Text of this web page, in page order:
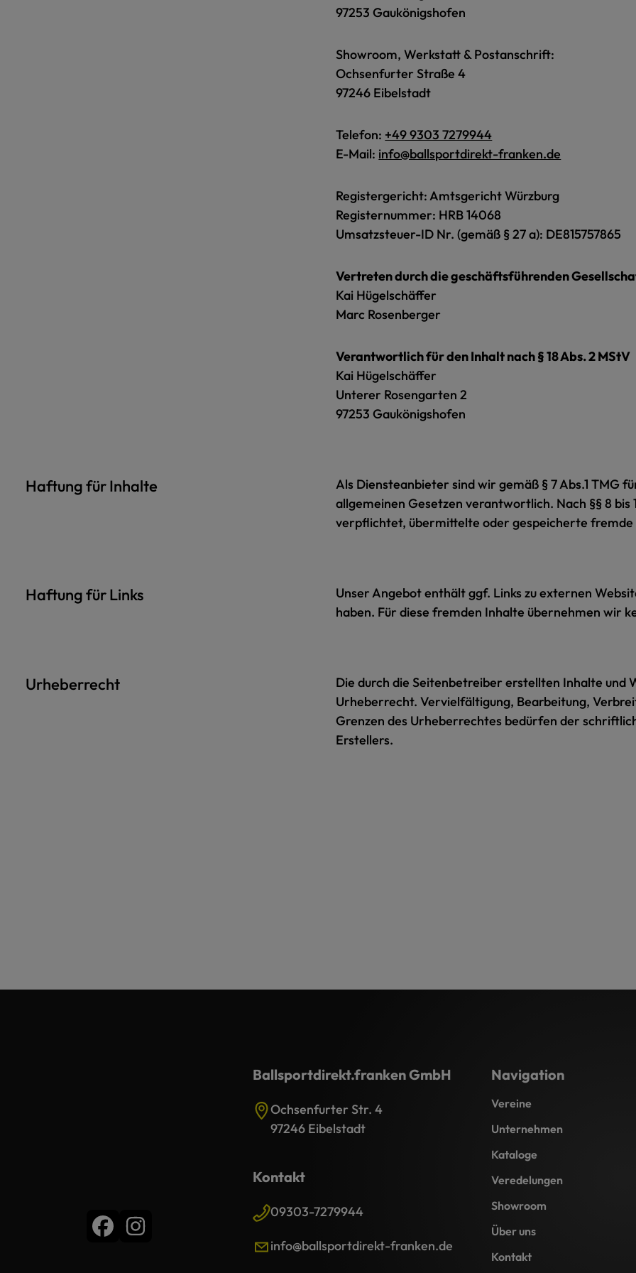
97253 Gaukönigshofen
Showroom, Werkstatt & Postanschrift:
Ochsenfurter Straße 4
97246 Eibelstadt
Telefon: +49 9303 7279944
E-Mail: info@ballsportdirekt-franken.de
Registergericht: Amtsgericht Würzburg
Registernummer: HRB 14068
Umsatzsteuer-ID Nr. (gemäß § 27 a): DE815757865
Vertreten durch die geschäftsführenden
Kai Hügelschäffer
Marc Rosenberger
Verantwortlich für den Inhalt nach § 18 Abs. 2 MStV
Kai Hügelschäffer
Unterer Rosengarten 2
97253 Gaukönigshofen
Haftung für Inhalte
Als Diensteanbieter sind wir gemäß § 7 Abs.1 TMG
allgemeinen Gesetzen verantwortlich. Nach §§ 8
verpflichtet, übermittelte oder gespeicherte
Haftung für Links
Unser Angebot enthält ggf. Links zu externen
haben. Für diese fremden Inhalte übernehmen wir
Urheberrecht
Die durch die Seitenbetreiber erstellten Inhalte und
Urheberrecht. Vervielfältigung, Bearbeitung,
Grenzen des Urheberrechtes bedürfen der
Erstellers.
Ballsportdirekt.franken GmbH
Ochsenfurter Str. 4
97246 Eibelstadt
Kontakt
09303-7279944
info@ballsportdirekt-franken.de
Navigation
Vereine
Unternehmen
Kataloge
Veredelungen
Showroom
Über uns
Kontakt